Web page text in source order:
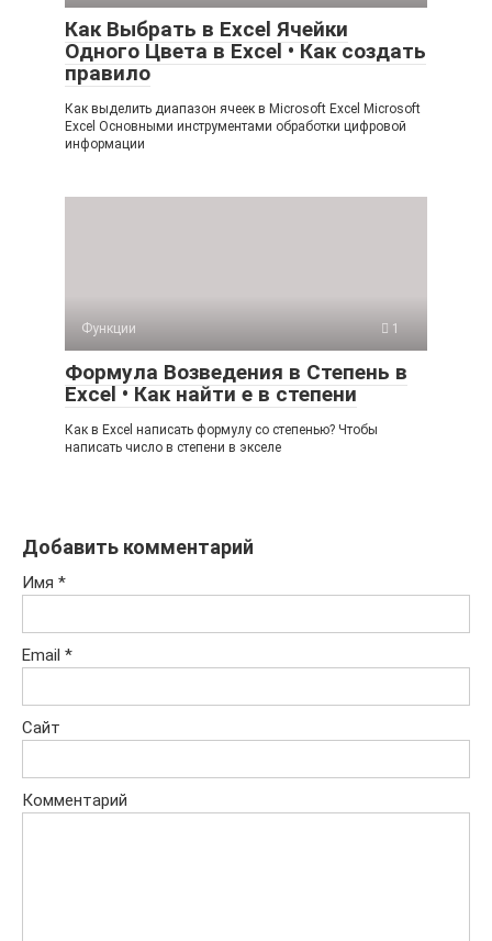
Как Выбрать в Excel Ячейки
Одного Цвета в Excel • Как создать
правило
Как выделить диапазон ячеек в Microsoft Excel Microsoft
Excel Основными инструментами обработки цифровой
информации
Функции 1
Формула Возведения в Степень в
Excel • Как найти е в степени
Как в Excel написать формулу со степенью? Чтобы
написать число в степени в экселе
Добавить комментарий
Имя *
Email *
Сайт
Комментарий